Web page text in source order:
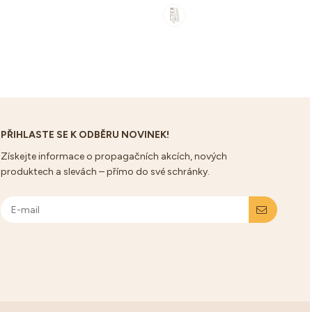
PŘIHLASTE SE K ODBĚRU NOVINEK!
Získejte informace o propagačních akcích, nových
produktech a slevách – přímo do své schránky.